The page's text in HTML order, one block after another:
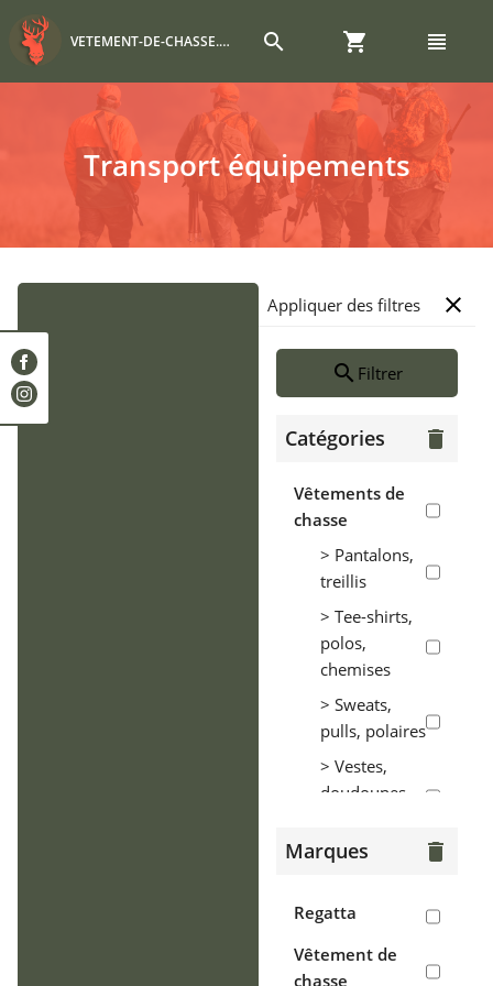
VETEMENT-DE-CHASSE.COM search shopping_cart view_headline
Transport équipements
Appliquer des filtres close
search Filtrer
Catégories delete
Vêtements de
chasse
> Pantalons,
treillis
> Tee-shirts,
polos,
chemises
> Sweats,
pulls, polaires
> Vestes,
doudounes,
> Coupe-vent,
pluie
> Gilets
Marques delete
Regatta
Vêtement de
chasse